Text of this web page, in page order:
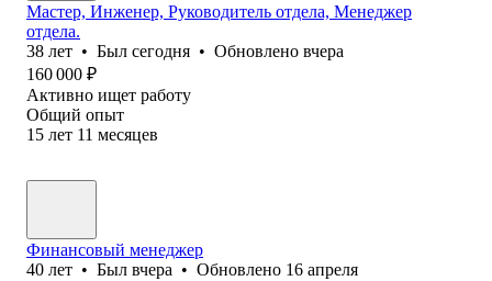
Мастер, Инженер, Руководитель отдела, Менеджер
отдела.
38 лет • Был сегодня • Обновлено вчера
160 000 ₽
Активно ищет работу
Общий опыт
15 лет 11 месяцев
Финансовый менеджер
40 лет • Был вчера • Обновлено 16 апреля